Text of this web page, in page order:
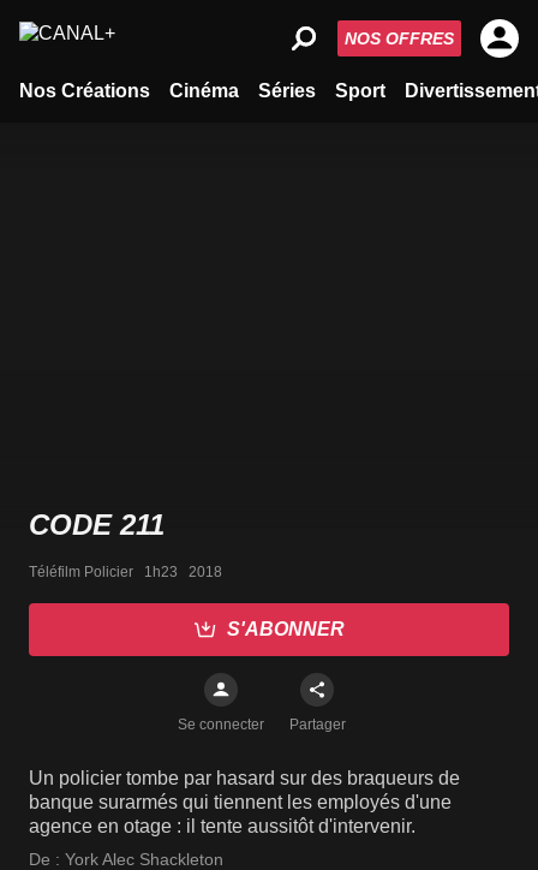
Nos Créations Cinéma Séries Sport
NOS OFFRES
CODE 211
Téléfilm Policier   1h23   2018
S'ABONNER
Se connecter Partager
Un policier tombe par hasard sur des braqueurs de
banque surarmés qui tiennent les employés d'une
agence en otage : il tente aussitôt d'intervenir.
De : York Alec Shackleton